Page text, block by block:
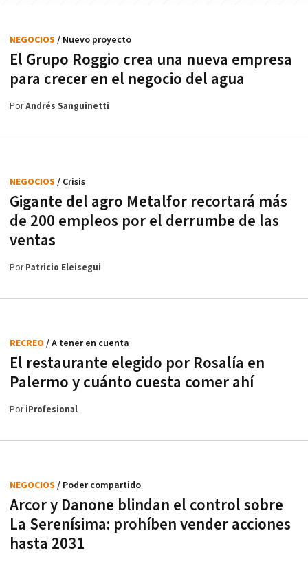
El Grupo Roggio crea una nueva empresa
para crecer en el negocio del agua
NEGOCIOS / Nuevo proyecto
PorAndrés Sanguinetti
Gigante del agro Metalfor recortará más
de 200 empleos por el derrumbe de las
ventas
NEGOCIOS / Crisis
PorPatricio Eleisegui
El restaurante elegido por Rosalía en
Palermo y cuánto cuesta comer ahí
RECREO / A tener en cuenta
PoriProfesional
Arcor y Danone blindan el control sobre
La Serenísima: prohíben vender acciones
hasta 2031
NEGOCIOS / Poder compartido